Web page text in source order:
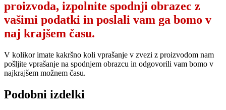
proizvoda, izpolnite spodnji obrazec z
vašimi podatki in poslali vam ga bomo v
naj krajšem času.
V kolikor imate kakršno koli vprašanje v zvezi z proizvodom nam
pošljite vprašanje na spodnjem obrazcu in odgovorili vam bomo v
najkrajšem možnem času.
Podobni izdelki